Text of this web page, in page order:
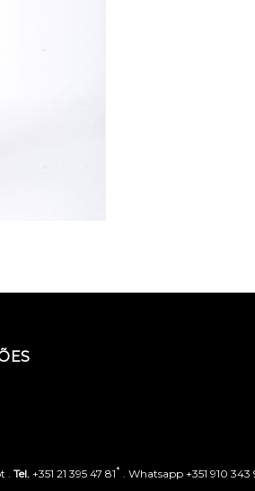
. Tel. +351 21 395 47 81* . Whatsapp +351 910 343